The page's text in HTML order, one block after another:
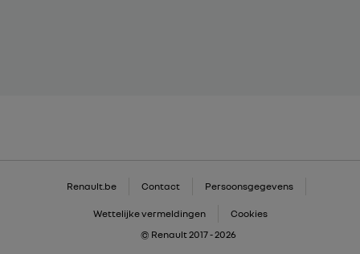
Renault.be Contact Persoonsgegevens
Wettelijke vermeldingen
Cookies
© Renault 2017 - 2026